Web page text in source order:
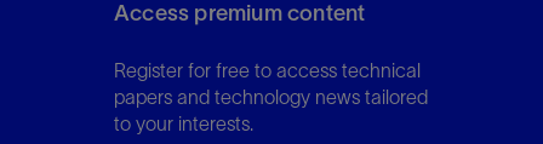
Access premium content
Register for free to access technical
papers and technology news tailored
to your interests.